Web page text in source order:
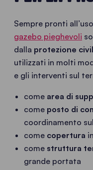
Sempre pronti
gazebo pieghevoli
dalla protezione
utilizzati in molti
e gli interventi sul
come area di
come posto di
coordinamento
come copertura
come struttura
grande portata